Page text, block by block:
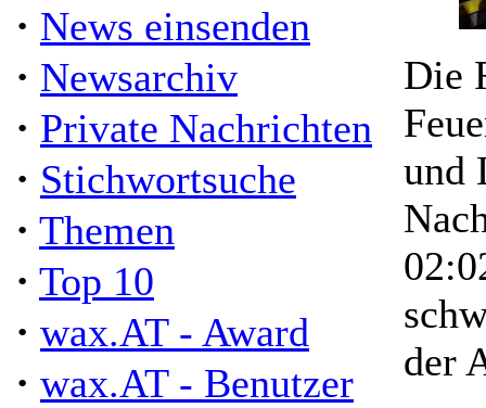
· News einsenden
· Newsarchiv
· Private Nachrichten
· Stichwortsuche
· Themen
· Top 10
· wax.AT - Award
· wax.AT - Benutzer
Die
und
der